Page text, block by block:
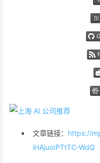
文章链接： https://
iHAjuoIPTtTC-WdQ